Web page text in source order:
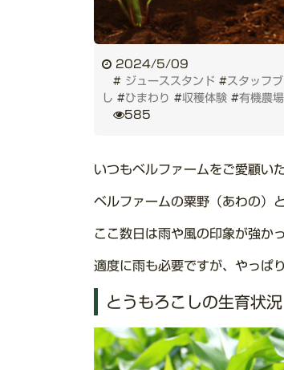
2024/5/09
# ジューススタンド #スタッフ
し #ひまわり #収穫体験 #有機農場
585
いつもベルファームをご愛顧い
ベルファームの粟野（あわの）
ここ数日は雨や風の印象が強か
適度に雨も必要ですが、やっぱ
とうもろこしの生育状況